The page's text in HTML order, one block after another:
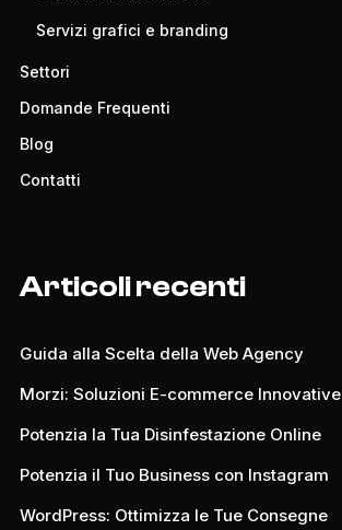
Servizi grafici e branding
Settori
Domande Frequenti
Blog
Contatti
Articoli recenti
Guida alla Scelta della Web Agency
Morzi: Soluzioni E-commerce Innovative
Potenzia la Tua Disinfestazione Online
Potenzia il Tuo Business con Instagram
WordPress: Ottimizza le Tue Consegne